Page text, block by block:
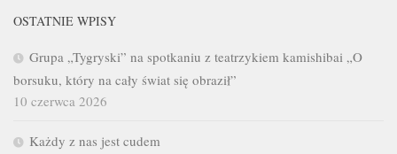
OSTATNIE WPISY
Grupa „Tygryski” na spotkaniu z teatrzykiem kamishibai „O
borsuku, który na cały świat się obraził”
10 czerwca 2026
Każdy z nas jest cudem